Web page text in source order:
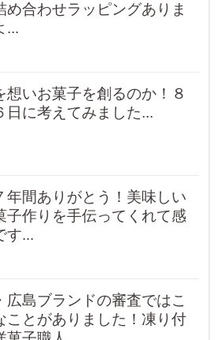
め合わせラッピングありま
...
想いお菓子を創るのか！８
日に考えてみました...
年間ありがとう！美味しい
子作りを手伝ってくれて感
す...
広島ブランドの審査ではこ
ことがありました！凍り付